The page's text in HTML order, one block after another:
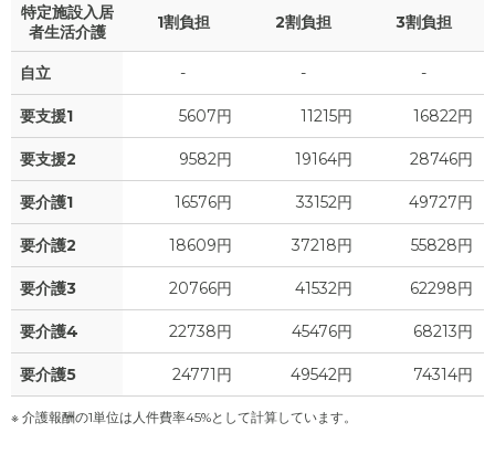
特定施設入居
者生活介護
1割負担 2割負担 3割負担
自立 - - -
要支援1 5607円 11215円 16822円
要支援2 9582円 19164円 28746円
要介護1 16576円 33152円 49727円
要介護2 18609円 37218円 55828円
要介護3 20766円 41532円 62298円
要介護4 22738円 45476円 68213円
要介護5 24771円 49542円 74314円
※ 介護報酬の1単位は人件費率45%として計算しています。